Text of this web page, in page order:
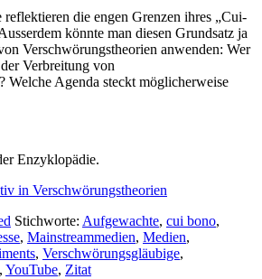
die engen Grenzen ihres „Cui-
könnte man diesen Grundsatz ja
Verschwörungstheorien anwenden: Wer
Verbreitung von
Welche Agenda steckt möglicherweise
Enzyklopädie.
in Verschwörungstheorien
Stichworte: Aufgewachte, cui bono,
, Mainstreammedien, Medien,
, Verschwörungsgläubige,
, YouTube, Zitat